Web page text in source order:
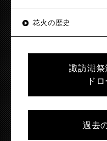
花火の歴史
諏訪湖
ド
過去